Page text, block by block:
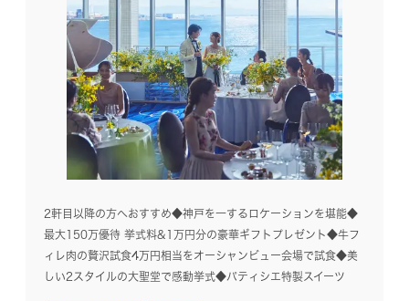
2軒目以降の方へおすすめ◆神戸を一するロケーションを堪能◆
最大150万優待 挙式料&1万円分の豪華ギフトプレゼント◆牛フ
ィレ肉の贅沢試食4万円相当をオーシャンビュー会場で試食◆美
しい2スタイルの大聖堂で感動挙式◆パティシエ特製スイーツ